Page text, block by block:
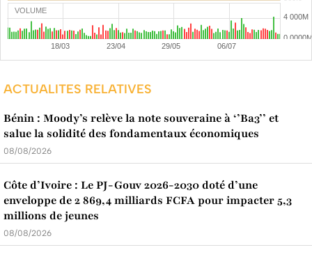
VOLUME
ACTUALITES RELATIVES
Bénin : Moody’s relève la note souveraine à ‘’Ba3’’ et
salue la solidité des fondamentaux économiques
08/08/2026
Côte d’Ivoire : Le PJ-Gouv 2026-2030 doté d’une
enveloppe de 2 869,4 milliards FCFA pour impacter 5,3
millions de jeunes
08/08/2026